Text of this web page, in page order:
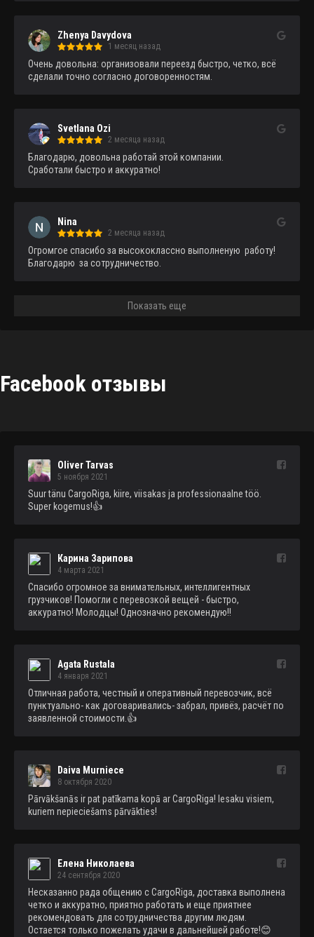
Zhenya Davydova
1 месяц назад
Очень довольна: организовали переезд быстро, четко, всё
сделали точно согласно договоренностям.
Svetlana Ozi
2 месяца назад
Благодарю, довольна работай этой компании.
Сработали быстро и аккуратно!
Nina
2 месяца назад
Огромгое спасибо за высококлассно выполненую  работу!
Благодарю  за сотрудничество.
Показать еще
Facebook отзывы
Oliver Tarvas
5 ноября 2021
Suur tänu CargoRiga, kiire, viisakas ja professionaalne töö.
Super kogemus!👍
Карина Зарипова
4 марта 2021
Спасибо огромное за внимательных, интеллигентных
грузчиков! Помогли с перевозкой вещей - быстро,
аккуратно! Молодцы! Однозначно рекомендую!!
Agata Rustala
4 января 2021
Отличная работа, честный и оперативный перевозчик, всё
пунктуально- как договаривались- забрал, привёз, расчёт по
заявленной стоимости.👍
Daiva Murniece
8 октября 2020
Pārvākšanās ir pat patīkama kopā ar CargoRiga! Iesaku visiem,
kuriem nepieciešams pārvākties!
Елена Николаева
24 сентября 2020
Несказанно рада общению с CargoRiga, доставка выполнена
четко и аккуратно, приятно работать и еще приятнее
рекомендовать для сотрудничества другим людям.
Остается только пожелать удачи в дальнейшей работе!😊